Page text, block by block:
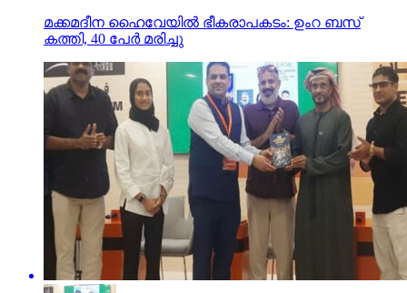
മക്കമദീന ഹൈവേയില്‍ ഭീകരാപകടം: ഉംറ ബസ്
കത്തി, 40 പേര്‍ മരിച്ചു